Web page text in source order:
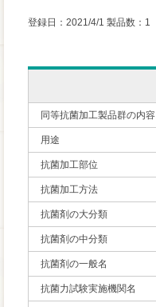
登録日：2021/4/1 製品数：1
同等抗菌加工製品群の内容
用途
抗菌加工部位
抗菌加工方法
抗菌剤の大分類
抗菌剤の中分類
抗菌剤の一般名
抗菌力試験実施機関名